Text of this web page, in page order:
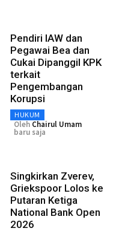
Pendiri IAW dan
Pegawai Bea dan
Cukai Dipanggil KPK
terkait
Pengembangan
Korupsi
HUKUM
Oleh Chairul Umam
baru saja
Singkirkan Zverev,
Griekspoor Lolos ke
Putaran Ketiga
National Bank Open
2026